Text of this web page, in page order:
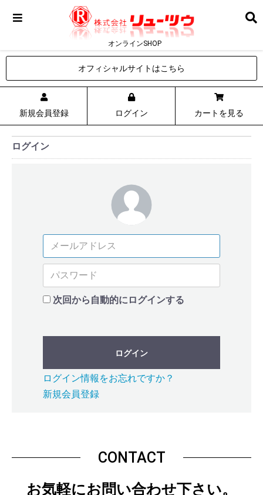
オンラインSHOP
オフィシャルサイトはこちら
新規会員登録 ログイン カートを見る
ログイン
次回から自動的にログインする
ログイン
ログイン情報をお忘れですか？
新規会員登録
CONTACT
お気軽にお問い合わせ下さい。